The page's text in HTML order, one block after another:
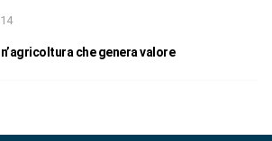
che genera valore